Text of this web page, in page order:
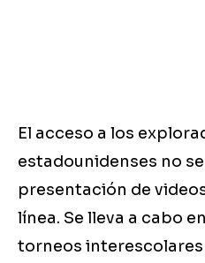
El acceso a los
estadounidenses no
presentación de
línea. Se lleva a cabo
torneos interescolares